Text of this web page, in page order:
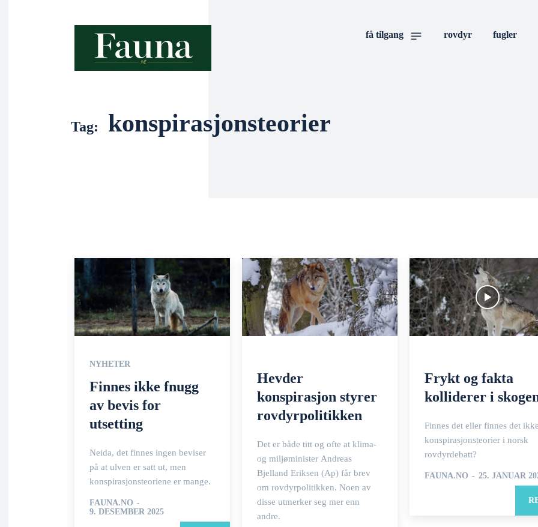
få tilgang rovdyr fugler
Tag: konspirasjonsteorier
NYHETER
Finnes ikke fnugg
av bevis for
utsetting
Neida, det finnes ingen beviser
på at ulven er satt ut, men
konspirasjonsteoriene er mange.
FAUNA.NO -
9. DESEMBER 2025
Hevder
konspirasjon styrer
rovdyrpolitikken
Det er både titt og ofte at klima-
og miljøminister Andreas
Bjelland Eriksen (Ap) får brev
om rovdyrpolitikken. Noen av
disse utmerker seg mer enn
andre.
Frykt og fakta
kolliderer i
Finnes det eller finnes det
konspirasjonsteorier i norsk
rovdyrdebatt?
FAUNA.NO - 25. JANUAR